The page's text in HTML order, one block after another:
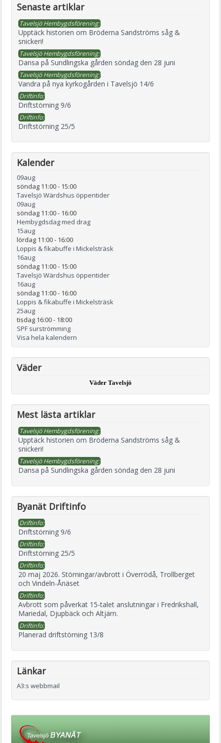
Senaste artiklar
Tavelsjö Hembygdsförening:
Upptäck historien om Bröderna Sandströms såg &
snickeri!
Tavelsjö Hembygdsförening:
Dansa på Sundlingska gården söndag den 28 juni
Tavelsjö Hembygdsförening:
Vandra på nya kyrkogården i Tavelsjö 14/6
Driftinfo:
Driftstörning 9/6
Driftinfo:
Driftstörning 25/5
Kalender
09aug
söndag 11:00- 15:00
Tavelsjö Wärdshus öppentider
09aug
söndag 11:00- 16:00
Hembygdsdag med drag
15aug
lördag 11:00- 16:00
Loppis & fikabuffe i Mickelsträsk
16aug
söndag 11:00- 15:00
Tavelsjö Wärdshus öppentider
16aug
söndag 11:00- 16:00
Loppis & fikabuffe i Mickelsträsk
25aug
tisdag 16:00- 18:00
SPF surströmming
Visa hela kalendern
Väder
Väder Tavelsjö
Mest lästa artiklar
Tavelsjö Hembygdsförening:
Upptäck historien om Bröderna Sandströms såg &
snickeri!
Tavelsjö Hembygdsförening:
Dansa på Sundlingska gården söndag den 28 juni
Byanät Driftinfo
Driftinfo:
Driftstörning 9/6
Driftinfo:
Driftstörning 25/5
Driftinfo:
20 maj 2026. Störningar/avbrott i Överrödå, Trollberget
och Vindeln-Ånäset
Driftinfo:
Avbrott som påverkat 15-talet anslutningar i Fredrikshall,
Mariedal, Djupbäck och Altjärn.
Driftinfo:
Planerad driftstörning 13/8
Länkar
A3:s webbmail